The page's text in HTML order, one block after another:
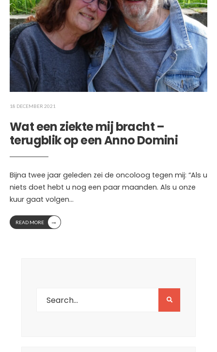
18 DECEMBER 2021
Wat een ziekte mij bracht –
terugblik op een Anno Domini
Bijna twee jaar geleden zei de oncoloog tegen mij: “Als u
niets doet hebt u nog een paar maanden. Als u onze
kuur gaat volgen...
READ MORE →